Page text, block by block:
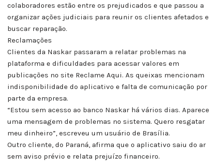
colaboradores estão entre os prejudicados e que passou a
organizar ações judiciais para reunir os clientes afetados e
buscar reparação.
Reclamações
Clientes da Naskar passaram a relatar problemas na
plataforma e dificuldades para acessar valores em
publicações no site Reclame Aqui. As queixas mencionam
indisponibilidade do aplicativo e falta de comunicação por
parte da empresa.
“Estou sem acesso ao banco Naskar há vários dias. Aparece
uma mensagem de problemas no sistema. Quero resgatar
meu dinheiro”, escreveu um usuário de Brasília.
Outro cliente, do Paraná, afirma que o aplicativo saiu do ar
sem aviso prévio e relata prejuízo financeiro.